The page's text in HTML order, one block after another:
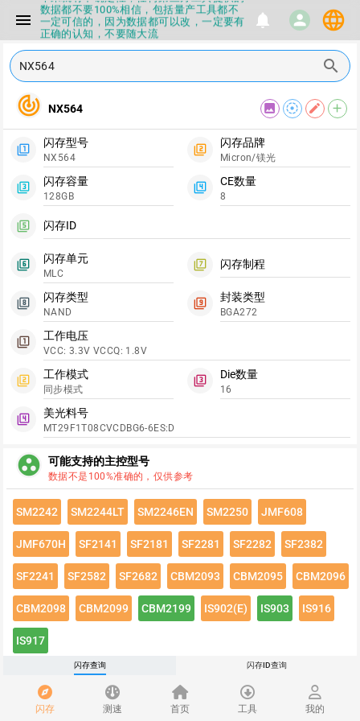
menu
数据都不要100%相信，包括量产工具都不
一定可信的，因为数据都可以改，一定要有
正确的认知，不要随大流
▪如果发现数据有错误，或者存在误导，欢
迎积极反馈，Flashinfo尽量维护最正确的
指导性数据
▪兄弟们没事不要乱下载量产工具，过分了
下载服务会暂停一段时间才能恢复
▪Flashinfo提供的所有数据仅供参考，DIY
本来就有不确定性，任何第三方工具提供的
数据都不要100%相信，包括量产工具都不
一定可信的，因为数据都可以改，一定要有
正确的认知，不要随大流
▪如果发现数据有错误，或者存在误导，欢
迎积极反馈，Flashinfo尽量维护最正确的
指导性数据
签啦，使用更加丝滑，快点击下载吧
notifications person language
闪存 测速 首页 工具 我的
search
track_changes NX564 image filter_tilt_shift edit add
filter_1
闪存型号
NX564
filter_2
闪存品牌
Micron/镁光
filter_3
闪存容量
128GB
filter_4
CE数量
8
filter_5 闪存ID
filter_6
闪存单元
MLC
filter_7 闪存制程
filter_8
闪存类型
NAND
filter_9
封装类型
BGA272
filter_1
工作电压
VCC: 3.3V VCCQ: 1.8V
filter_2
工作模式
同步模式
filter_3
Die数量
16
filter_4
美光料号
MT29F1T08CVCDBG6-6ES:D
group_work 可能支持的主控型号
数据不是100%准确的，仅供参考
SM2242 SM2244LT SM2246EN SM2250 JMF608
JMF670H SF2141 SF2181 SF2281 SF2282 SF2382
SF2241 SF2582 SF2682 CBM2093 CBM2095 CBM2096
CBM2098 CBM2099 CBM2199 IS902(E) IS903 IS916
IS917
点击绿色按钮有惊喜哦~
闪存速度
闪存查询 闪存ID查询